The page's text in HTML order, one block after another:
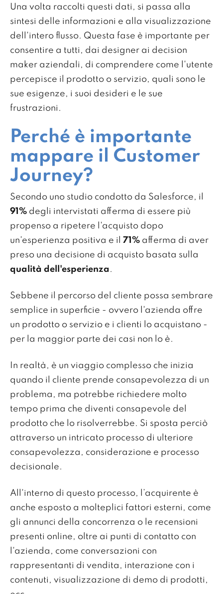
Una volta raccolti questi dati, si passa alla
sintesi delle informazioni e alla visualizzazione
dell'intero flusso. Questa fase è importante per
consentire a tutti, dai designer ai decision
maker aziendali, di comprendere come l'utente
percepisce il prodotto o servizio, quali sono le
sue esigenze, i suoi desideri e le sue
frustrazioni.
Perché è importante
mappare il Customer
Journey?
Secondo uno studio condotto da Salesforce, il
91% degli intervistati afferma di essere più
propenso a ripetere l'acquisto dopo
un'esperienza positiva e il 71% afferma di aver
preso una decisione di acquisto basata sulla
qualità dell'esperienza.
Sebbene il percorso del cliente possa sembrare
semplice in superficie - ovvero l'azienda offre
un prodotto o servizio e i clienti lo acquistano -
per la maggior parte dei casi non lo è.
In realtà, è un viaggio complesso che inizia
quando il cliente prende consapevolezza di un
problema, ma potrebbe richiedere molto
tempo prima che diventi consapevole del
prodotto che lo risolverrebbe. Si sposta perciò
attraverso un intricato processo di ulteriore
consapevolezza, considerazione e processo
decisionale.
All'interno di questo processo, l’acquirente è
anche esposto a molteplici fattori esterni, come
gli annunci della concorrenza o le recensioni
presenti online, oltre ai punti di contatto con
l'azienda, come conversazioni con
rappresentanti di vendita, interazione con i
contenuti, visualizzazione di demo di prodotti,